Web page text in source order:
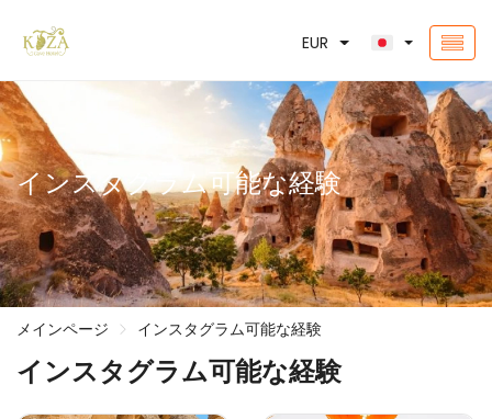
EUR
インスタグラム可能な経験
メインページ インスタグラム可能な経験
インスタグラム可能な経験